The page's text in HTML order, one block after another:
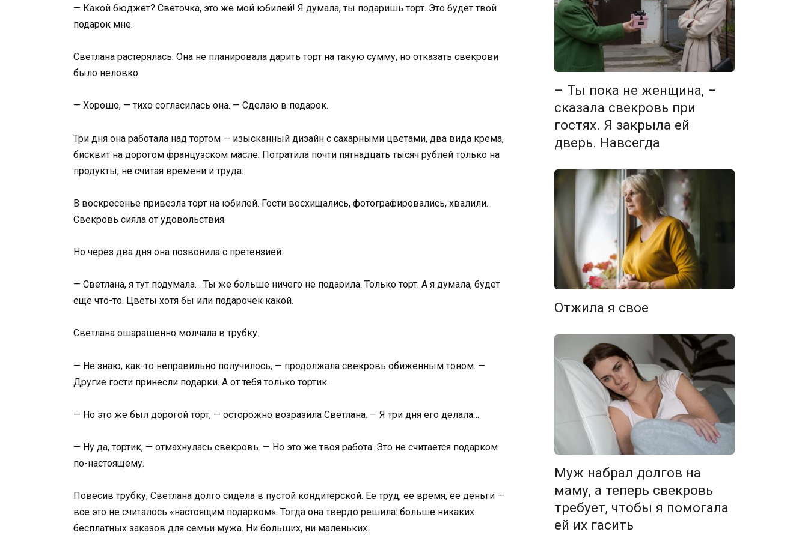
— Какой бюджет? Светочка, это же мой юбилей! Я думала, ты подаришь торт. Это будет твой
подарок мне.
Светлана растерялась. Она не планировала дарить торт на такую сумму, но отказать свекрови
было неловко.
— Хорошо, — тихо согласилась она. — Сделаю в подарок.
Три дня она работала над тортом — изысканный дизайн с сахарными цветами, два вида крема,
бисквит на дорогом французском масле. Потратила почти пятнадцать тысяч рублей только на
продукты, не считая времени и труда.
В воскресенье привезла торт на юбилей. Гости восхищались, фотографировались, хвалили.
Свекровь сияла от удовольствия.
Но через два дня она позвонила с претензией:
— Светлана, я тут подумала… Ты же больше ничего не подарила. Только торт. А я думала, будет
еще что-то. Цветы хотя бы или подарочек какой.
Светлана ошарашенно молчала в трубку.
— Не знаю, как-то неправильно получилось, — продолжала свекровь обиженным тоном. —
Другие гости принесли подарки. А от тебя только тортик.
— Но это же был дорогой торт, — осторожно возразила Светлана. — Я три дня его делала…
— Ну да, тортик, — отмахнулась свекровь. — Но это же твоя работа. Это не считается подарком
по-настоящему.
Повесив трубку, Светлана долго сидела в пустой кондитерской. Ее труд, ее время, ее деньги —
все это не считалось «настоящим подарком». Тогда она твердо решила: больше никаких
бесплатных заказов для семьи мужа. Ни больших, ни маленьких.
– Ты пока не женщина, –
сказала свекровь при
гостях. Я закрыла ей
дверь. Навсегда
Отжила я свое
Муж набрал долгов на
маму, а теперь свекровь
требует, чтобы я помогала
ей их гасить